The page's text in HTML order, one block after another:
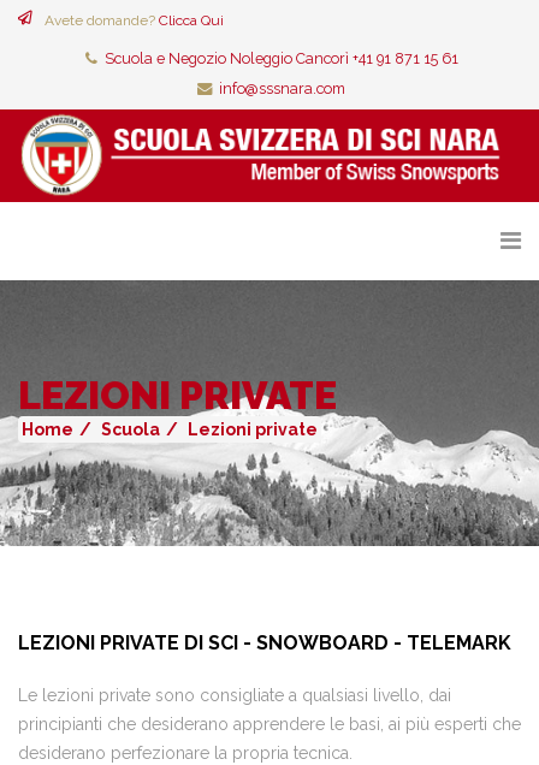
Avete domande? Clicca Qui
Scuola e Negozio Noleggio Cancorì +41 91 871 15 61
info@sssnara.com
LEZIONI PRIVATE
Home Scuola Lezioni private
LEZIONI PRIVATE DI SCI - SNOWBOARD - TELEMARK
Le lezioni private sono consigliate a qualsiasi livello, dai
principianti che desiderano apprendere le basi, ai più esperti che
desiderano perfezionare la propria tecnica.